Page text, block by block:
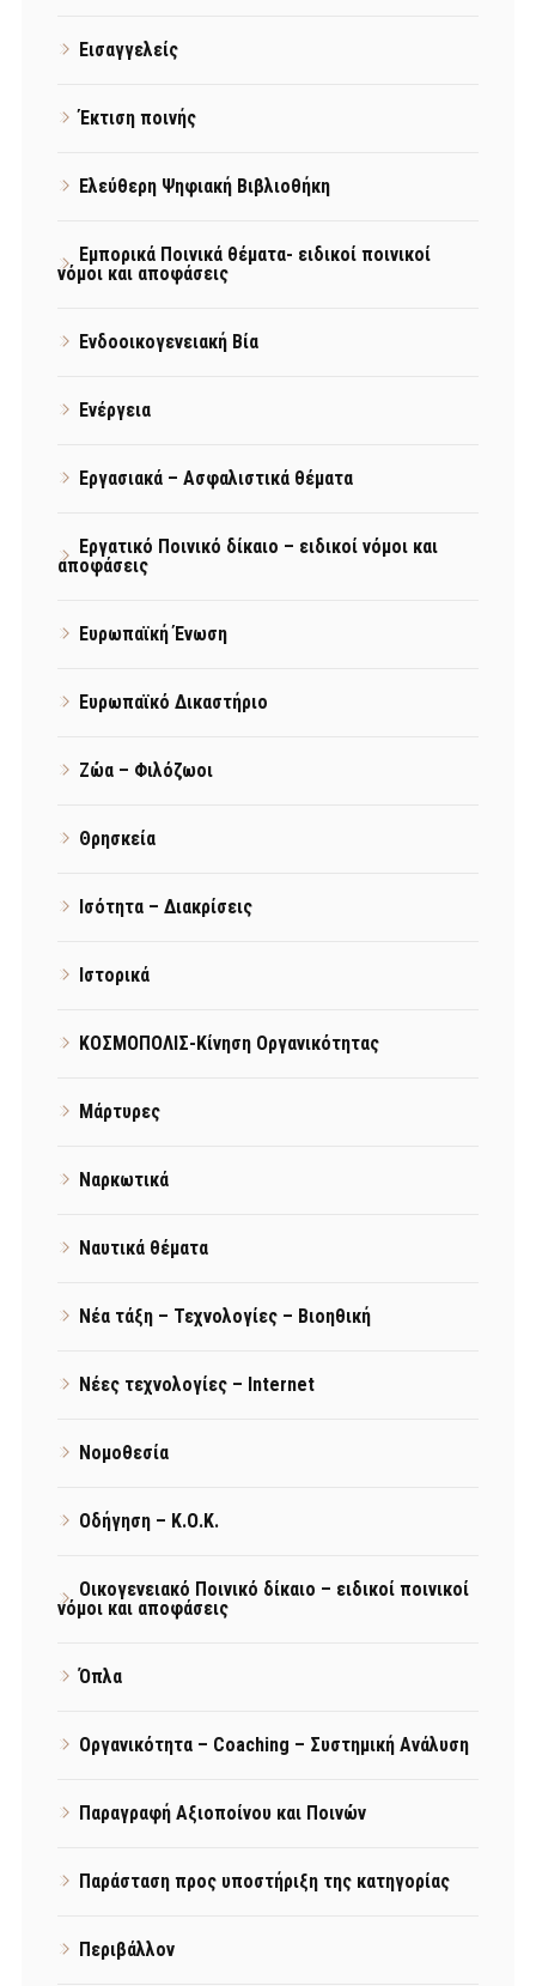
Εισαγγελείς
Έκτιση ποινής
Ελεύθερη Ψηφιακή Βιβλιοθήκη
Εμπορικά Ποινικά θέματα- ειδικοί ποινικοί
νόμοι και αποφάσεις
Ενδοοικογενειακή Βία
Ενέργεια
Εργασιακά – Ασφαλιστικά θέματα
Εργατικό Ποινικό δίκαιο – ειδικοί νόμοι και
αποφάσεις
Ευρωπαϊκή Ένωση
Ευρωπαϊκό Δικαστήριο
Ζώα – Φιλόζωοι
Θρησκεία
Ισότητα – Διακρίσεις
Ιστορικά
ΚΟΣΜΟΠΟΛΙΣ-Κίνηση Οργανικότητας
Μάρτυρες
Ναρκωτικά
Ναυτικά θέματα
Νέα τάξη – Τεχνολογίες – Βιοηθική
Νέες τεχνολογίες – Internet
Νομοθεσία
Οδήγηση – Κ.Ο.Κ.
Οικογενειακό Ποινικό δίκαιο – ειδικοί ποινικοί
νόμοι και αποφάσεις
Όπλα
Οργανικότητα – Coaching – Συστημική Ανάλυση
Παραγραφή Αξιοποίνου και Ποινών
Παράσταση προς υποστήριξη της κατηγορίας
Περιβάλλον